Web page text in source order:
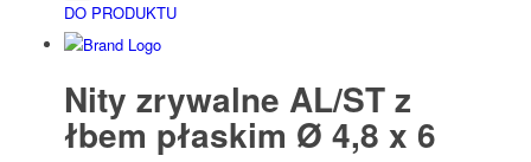
DO PRODUKTU
Nity zrywalne AL/ST z
łbem płaskim Ø 4,8 x 6